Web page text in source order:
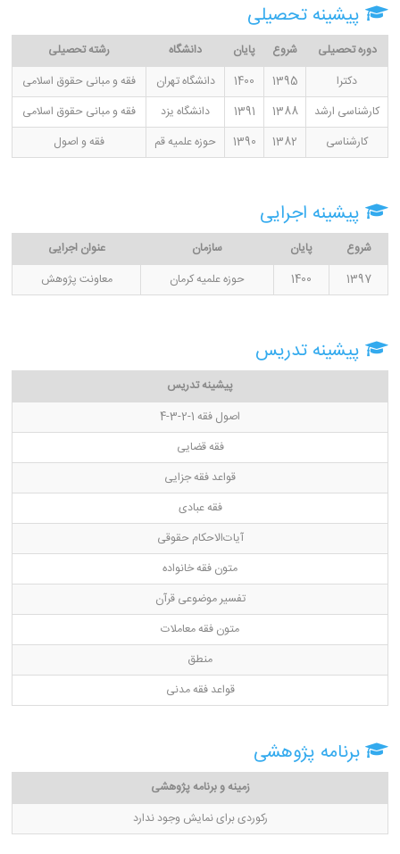
پیشینه تحصیلی
دوره تحصیلی شروع پایان دانشگاه
رشته تحصیلی
دکترا
1395
1400 دانشگاه تهران
فقه و مبانی حقوق اسلامی
کارشناسی ارشد
1388
1391 دانشگاه یزد
فقه و مبانی حقوق اسلامی
کارشناسی
1382
1390 حوزه علمیه قم فقه و اصول
پیشینه اجرایی
شروع پایان سازمان
عنوان اجرایی
1397
1400 حوزه علمیه کرمان معاونت پژوهش
پیشینه تدریس
پیشینه تدریس
اصول فقه 1-2-3-4
فقه قضایی
قواعد فقه جزایی
فقه عبادی
آیات‌الاحکام حقوقی
متون فقه خانواده
تفسیر موضوعی قرآن
متون فقه معاملات
منطق
قواعد فقه مدنی
برنامه پژوهشی
زمینه و برنامه پژوهشی
رکوردی برای نمایش وجود ندارد